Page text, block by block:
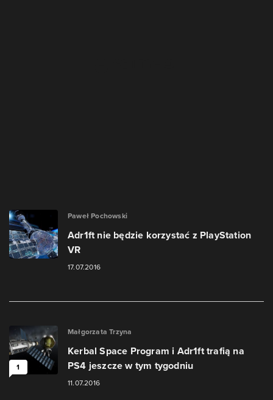
Paweł Pochowski
Adr1ft nie będzie korzystać z PlayStation
VR
17.07.2016
1
Małgorzata Trzyna
Kerbal Space Program i Adr1ft trafią na
PS4 jeszcze w tym tygodniu
11.07.2016